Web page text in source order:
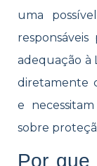
uma
adequação à
diretamente
e
sobre
Por